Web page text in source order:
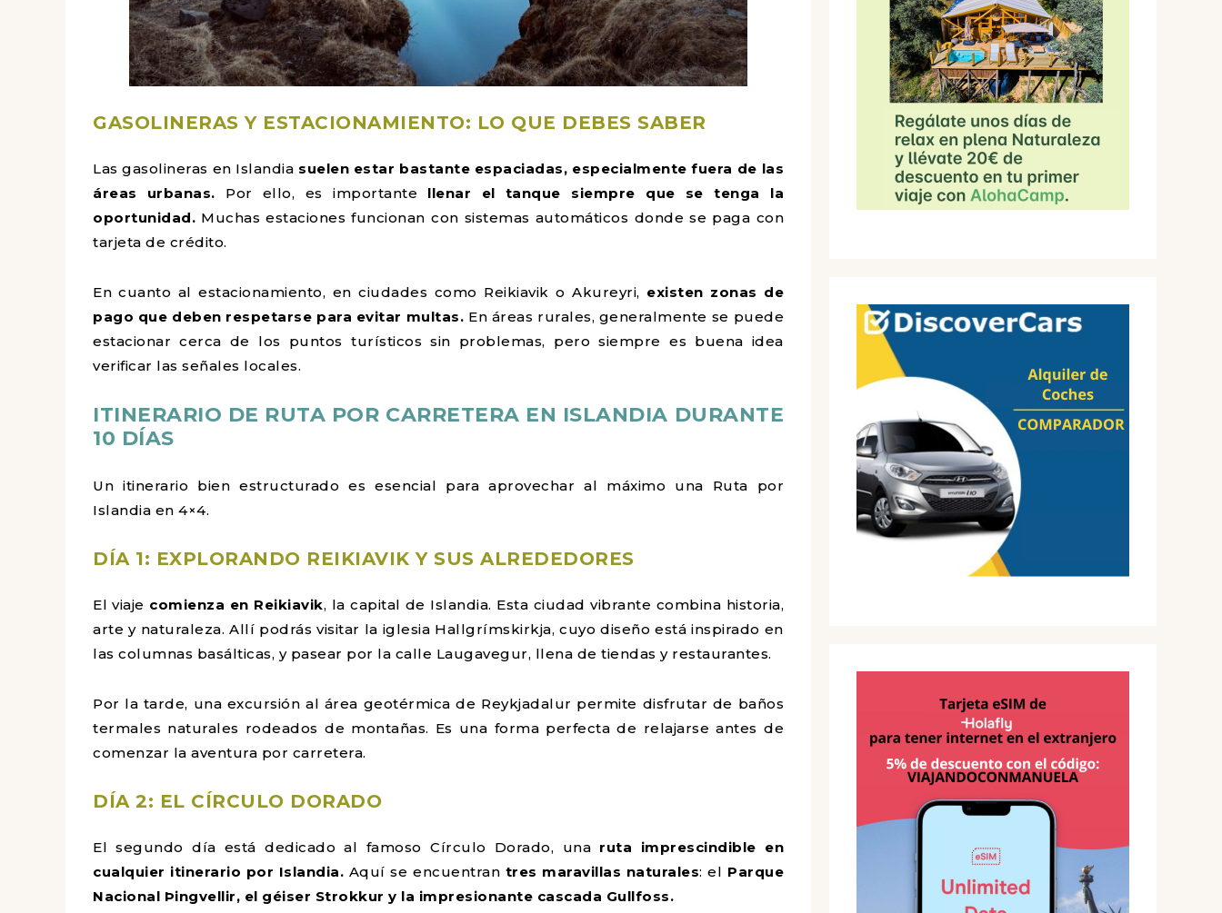
GASOLINERAS Y ESTACIONAMIENTO: LO QUE DEBES SABER
Las gasolineras en Islandia suelen estar bastante espaciadas, especialmente fuera de las
áreas urbanas. Por ello, es importante llenar el tanque siempre que se tenga la
oportunidad. Muchas estaciones funcionan con sistemas automáticos donde se paga con
tarjeta de crédito.
En cuanto al estacionamiento, en ciudades como Reikiavik o Akureyri, existen zonas de
pago que deben respetarse para evitar multas. En áreas rurales, generalmente se puede
estacionar cerca de los puntos turísticos sin problemas, pero siempre es buena idea
verificar las señales locales.
ITINERARIO DE RUTA POR CARRETERA EN ISLANDIA DURANTE
10 DÍAS
Un itinerario bien estructurado es esencial para aprovechar al máximo una Ruta por
Islandia en 4×4.
DÍA 1: EXPLORANDO REIKIAVIK Y SUS ALREDEDORES
El viaje comienza en Reikiavik, la capital de Islandia. Esta ciudad vibrante combina historia,
arte y naturaleza. Allí podrás visitar la iglesia Hallgrímskirkja, cuyo diseño está inspirado en
las columnas basálticas, y pasear por la calle Laugavegur, llena de tiendas y restaurantes.
Por la tarde, una excursión al área geotérmica de Reykjadalur permite disfrutar de baños
termales naturales rodeados de montañas. Es una forma perfecta de relajarse antes de
comenzar la aventura por carretera.
DÍA 2: EL CÍRCULO DORADO
El segundo día está dedicado al famoso Círculo Dorado, una ruta imprescindible en
cualquier itinerario por Islandia. Aquí se encuentran tres maravillas naturales: el Parque
Nacional Þingvellir, el géiser Strokkur y la impresionante cascada Gullfoss.